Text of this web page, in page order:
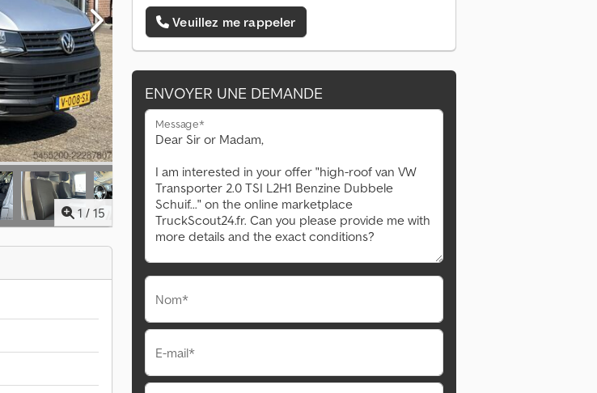
1 / 15
Veuillez me rappeler
ENVOYER UNE DEMANDE
Message*
Nom*
E-mail*